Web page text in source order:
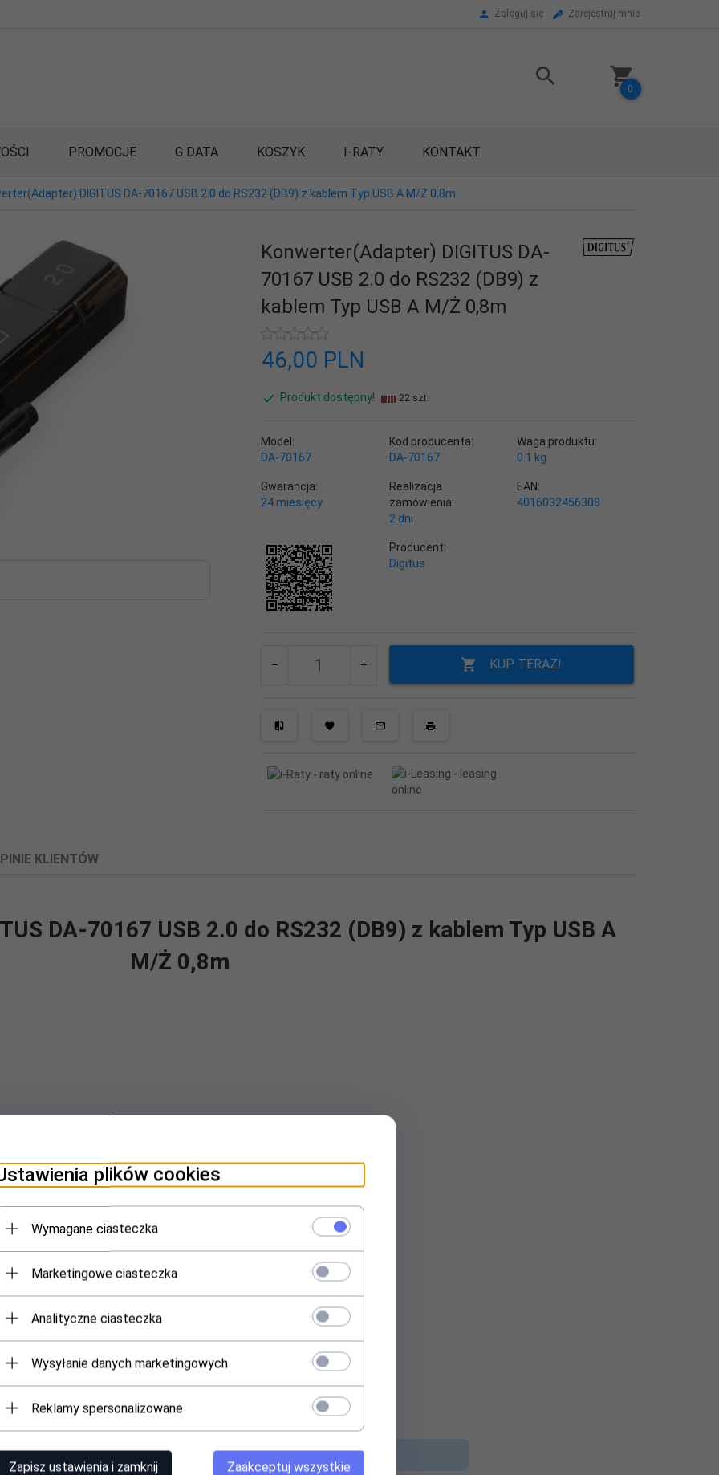
Zaloguj się Zarejestruj mnie
0
PROMOCJE G DATA KOSZYK I-RATY KONTAKT
DIGITUS DA-70167 USB 2.0 do RS232 (DB9) z kablem Typ USB A M/Ż 0,8m
Konwerter(Adapter) DIGITUS DA-
70167 USB 2.0 do RS232 (DB9) z
kablem Typ USB A M/Ż 0,8m
46,00 PLN
Produkt dostępny! 22 szt.
Model:
DA-70167
Kod producenta:
DA-70167
Waga produktu:
0.1 kg
Gwarancja:
24 miesięcy
Realizacja
zamówienia:
2 dni
EAN:
4016032456308
Producent:
Digitus
KUP TERAZ!
KLIENTÓW
DA-70167 USB 2.0 do RS232 (DB9) z kablem Typ USB A
M/Ż 0,8m
Specyfikacja
RS232 (DB9) z kablem Typ USB A M/Ż 80cm
plików cookies
Wymagane ciasteczka
Marketingowe ciasteczka
Analityczne ciasteczka
Wysyłanie danych marketingowych
Reklamy spersonalizowane
Zapisz ustawienia i zamknij Zaakceptuj wszystkie